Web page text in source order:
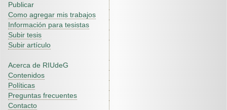
Publicar
Como agregar mis trabajos
Información para tesistas
Subir tesis
Subir artículo
Acerca de RIUdeG
Contenidos
Políticas
Preguntas frecuentes
Contacto